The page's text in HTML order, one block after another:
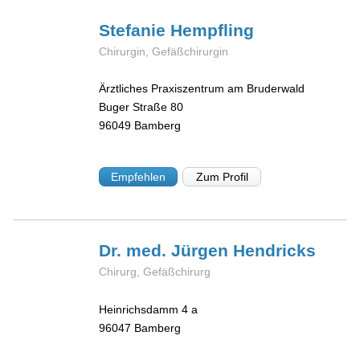
Stefanie Hempfling
Chirurgin, Gefäßchirurgin
Ärztliches Praxiszentrum am Bruderwald
Buger Straße 80
96049 Bamberg
Empfehlen Zum Profil
Dr. med. Jürgen Hendricks
Chirurg, Gefäßchirurg
Heinrichsdamm 4 a
96047 Bamberg